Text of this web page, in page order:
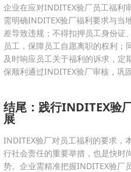
企业在应对INDITEX验厂员工福利
需明确INDITEX验厂福利要求与当
差导致违规；不得扣押员工身份证
员工，保障员工自愿离职的权利；
及时响应员工关于福利的诉求，定
保顺利通过INDITEX验厂审核，巩
结尾：践行INDITEX验
展
INDITEX验厂对员工福利的要求，
行社会责任的重要举措，也是快时
势。企业需精准把握INDITEX验厂